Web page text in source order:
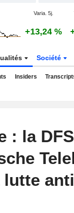
Varia. 5j.
+13,24 %
Société
Insiders
: la DFS
lutte